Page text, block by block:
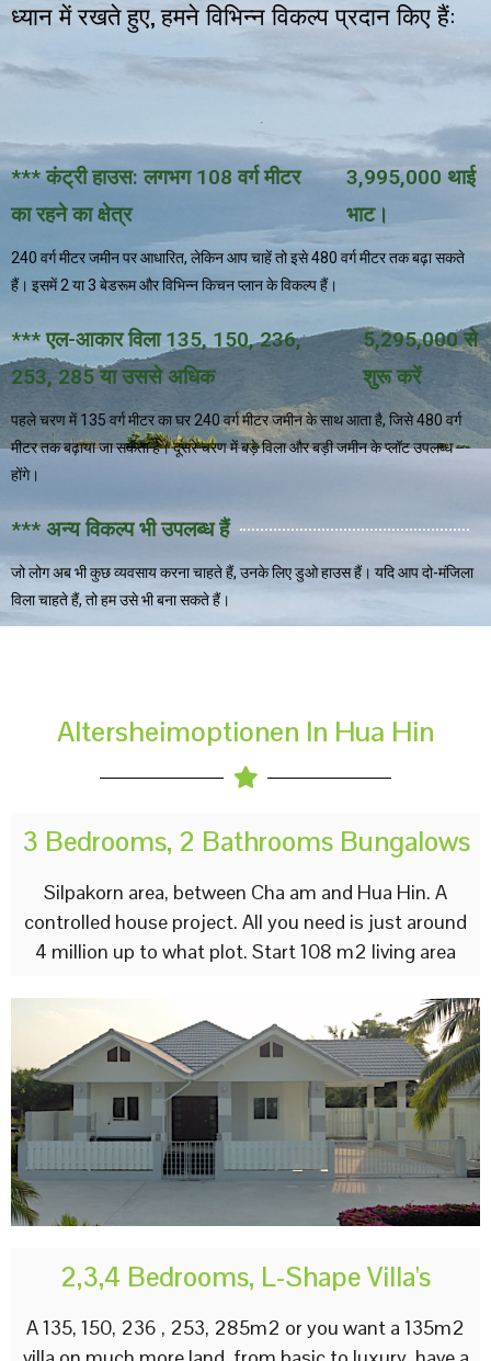
ध्यान में रखते हुए,हमने विभिन्न विकल्प प्रदान किए हैं:
*** कंट्री हाउस: लगभग 108 वर्ग मीटर
का रहने का क्षेत्र
3,995,000 थाई
भाट।
240 वर्ग मीटर जमीन पर आधारित, लेकिन आप चाहें तो इसे 480 वर्ग मीटर तक बढ़ा सकते
हैं। इसमें 2 या 3 बेडरूम और विभिन्न किचन प्लान के विकल्प हैं।
*** एल-आकार विला 135, 150, 236,
253, 285 या उससे अधिक
5,295,000 से
शुरू करें
पहले चरण में 135 वर्ग मीटर का घर 240 वर्ग मीटर जमीन के साथ आता है, जिसे 480 वर्ग
मीटर तक बढ़ाया जा सकता है। दूसरे चरण में बड़े विला और बड़ी जमीन के प्लॉट उपलब्ध
होंगे।
*** अन्य विकल्प भी उपलब्ध हैं
जो लोग अब भी कुछ व्यवसाय करना चाहते हैं, उनके लिए डुओ हाउस हैं। यदि आप दो-मंजिला
विला चाहते हैं, तो हम उसे भी बना सकते हैं।
Altersheimoptionen In Hua Hin
3 Bedrooms, 2 Bathrooms Bungalows
Silpakorn area, between Cha am and Hua Hin. A
controlled house project. All you need is just around
4 million up to what plot. Start 108 m2 living area
2,3,4 Bedrooms, L-Shape Villa's
A 135, 150, 236 , 253, 285m2 or you want a 135m2